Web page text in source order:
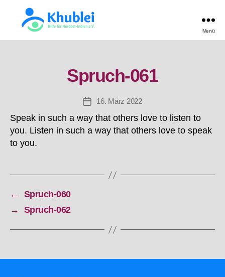
Khublei
Menü
Spruch-061
Beitragsdatum
16. März 2022
Speak in such a way that others love to listen to
you. Listen in such a way that others love to speak
to you.
←
Spruch-060
→
Spruch-062